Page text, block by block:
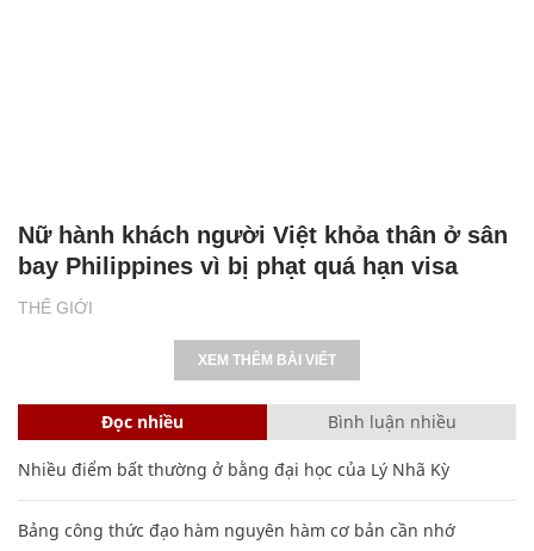
THẾ GIỚI
Nữ hành khách người Việt khỏa thân ở sân
bay Philippines vì bị phạt quá hạn visa
XEM THÊM BÀI VIẾT
Đọc nhiều Bình luận nhiều
Nhiều điểm bất thường ở bằng đại học của Lý Nhã Kỳ
Bảng công thức đạo hàm nguyên hàm cơ bản cần nhớ